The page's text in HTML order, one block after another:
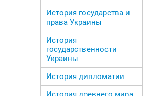
История государства и
права Украины
История
государственности
Украины
История дипломатии